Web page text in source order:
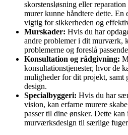
skorstensløsning eller
murer kunne håndtere dette.
vigtig for sikkerheden og
Murskader: Hvis du har
andre problemer i dit murværk,
problemerne og foreslå
Konsultation og rådgivning:
konsultationstjenester, hvor de
muligheder for dit projekt, samt
design.
Specialbyggeri: Hvis du har
vision, kan erfarne murere
passer til dine ønsker. Dette
murværksdesign til særlige